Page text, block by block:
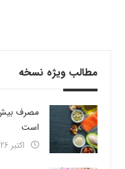
مطالب ویژه نسخه
است
اکتبر 26, 2024